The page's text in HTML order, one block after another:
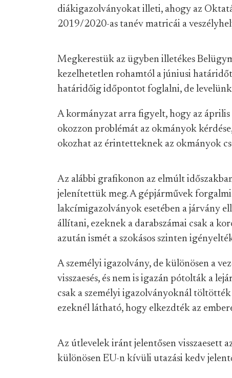
diákigazolványokat illeti, ahogy az
2019/2020-as tanév matricái a
Megkerestük az ügyben illetékes
kezelhetetlen rohamtól a júniusi
határidőig időpontot foglalni, de
A kormányzat arra figyelt, hogy az április
okozzon problémát az okmányok
okozhat az érintetteknek az okmányok
Az alábbi grafikonon az elmúlt
jelenítettük meg. A gépjárművek forgalmi
lakcímigazolványok esetében a járvány
állítani, ezeknek a darabszámai csak a
azután ismét a szokásos szinten
A személyi igazolvány, de különösen a
visszaesés, és nem is igazán pótolták a
csak a személyi igazolványoknál
ezeknél látható, hogy elkezdték az
Az útlevelek iránt jelentősen visszaesett
különösen EU-n kívüli utazási kedv